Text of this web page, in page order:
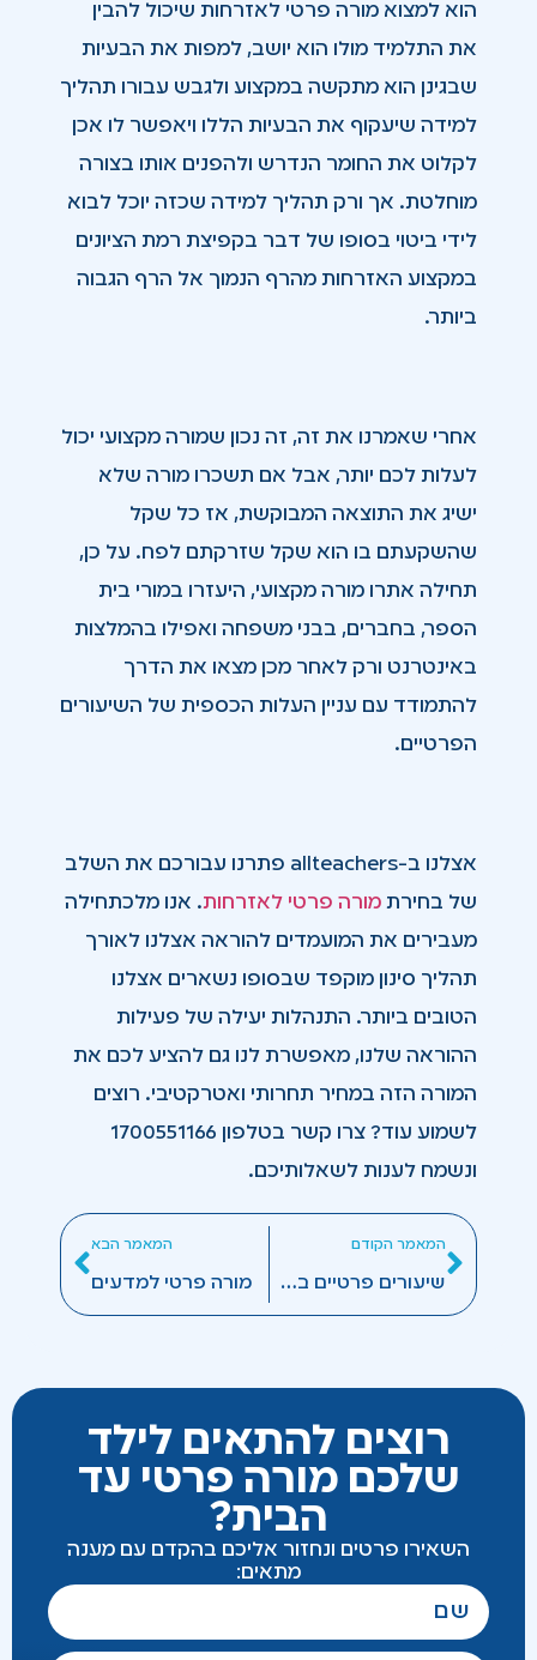
הוא למצוא מורה פרטי לאזרחות שיכול להבין
את התלמיד מולו הוא יושב, למפות את הבעיות
שבגינן הוא מתקשה במקצוע ולגבש עבורו תהליך
למידה שיעקוף את הבעיות הללו ויאפשר לו אכן
לקלוט את החומר הנדרש ולהפנים אותו בצורה
מוחלטת. אך ורק תהליך למידה שכזה יוכל לבוא
לידי ביטוי בסופו של דבר בקפיצת רמת הציונים
במקצוע האזרחות מהרף הנמוך אל הרף הגבוה
ביותר.
אחרי שאמרנו את זה, זה נכון שמורה מקצועי יכול
לעלות לכם יותר, אבל אם תשכרו מורה שלא
ישיג את התוצאה המבוקשת, אז כל שקל
שהשקעתם בו הוא שקל שזרקתם לפח. על כן,
תחילה אתרו מורה מקצועי, היעזרו במורי בית
הספר, בחברים, בבני משפחה ואפילו בהמלצות
באינטרנט ורק לאחר מכן מצאו את הדרך
להתמודד עם עניין העלות הכספית של השיעורים
הפרטיים.
אצלנו ב-allteachers פתרנו עבורכם את השלב
של בחירת מורה פרטי לאזרחות. אנו מלכתחילה
מעבירים את המועמדים להוראה אצלנו לאורך
תהליך סינון מוקפד שבסופו נשארים אצלנו
הטובים ביותר. התנהלות יעילה של פעילות
ההוראה שלנו, מאפשרת לנו גם להציע לכם את
המורה הזה במחיר תחרותי ואטרקטיבי. רוצים
לשמוע עוד? צרו קשר בטלפון 1700551166
ונשמח לענות לשאלותיכם.
המאמר הקודם
שיעורים פרטיים בהיסטוריה
המאמר הבא
מורה פרטי למדעים
רוצים להתאים לילד
שלכם מורה פרטי עד
הבית?
השאירו פרטים ונחזור אליכם בהקדם עם מענה
מתאים: